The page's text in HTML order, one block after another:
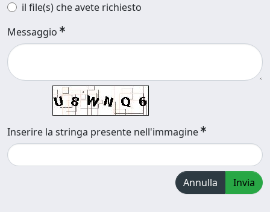
il file(s) che avete richiesto
Messaggio
Inserire la stringa presente nell'immagine
Annulla Invia